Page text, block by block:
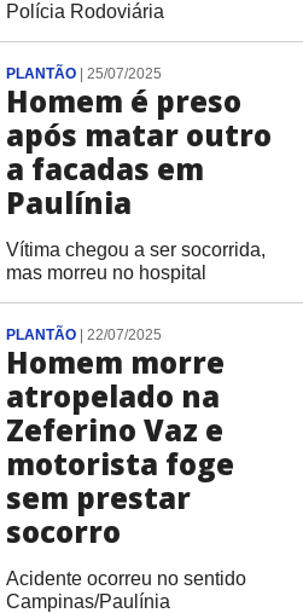
Polícia Rodoviária
PLANTÃO| 25/07/2025
Homem é preso
após matar outro
a facadas em
Paulínia
Vítima chegou a ser socorrida,
mas morreu no hospital
PLANTÃO| 22/07/2025
Homem morre
atropelado na
Zeferino Vaz e
motorista foge
sem prestar
socorro
Acidente ocorreu no sentido
Campinas/Paulínia